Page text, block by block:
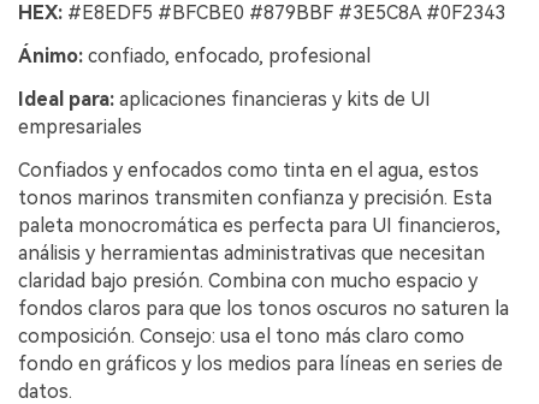
HEX: #E8EDF5 #BFCBE0 #879BBF #3E5C8A #0F2343
Ánimo: confiado, enfocado, profesional
Ideal para: aplicaciones financieras y kits de UI
empresariales
Confiados y enfocados como tinta en el agua, estos
tonos marinos transmiten confianza y precisión. Esta
paleta monocromática es perfecta para UI financieros,
análisis y herramientas administrativas que necesitan
claridad bajo presión. Combina con mucho espacio y
fondos claros para que los tonos oscuros no saturen la
composición. Consejo: usa el tono más claro como
fondo en gráficos y los medios para líneas en series de
datos.